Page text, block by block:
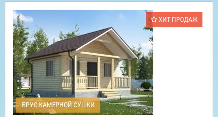
ХИТ ПРОДАЖ
БРУС КАМЕРНОЙ СУШКИ